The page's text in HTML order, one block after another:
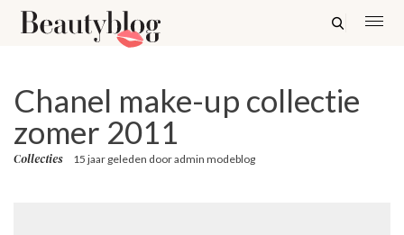
Chanel make-up collectie
zomer 2011
Collecties 15 jaar geleden dooradmin modeblog